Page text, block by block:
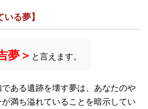
いる夢】
夢＞ と言えます。
ある遺跡を壊す夢は、あなたのや
満ち溢れていることを暗示してい